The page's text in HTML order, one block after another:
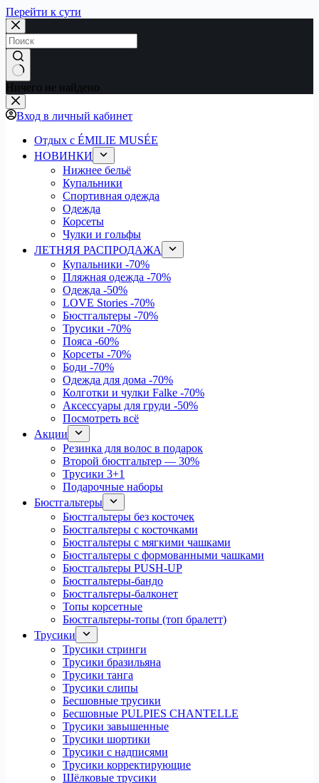
Перейти к сути
Ничего не найдено
Вход в личный кабинет
Отдых с ÉMILIE MUSÉE
НОВИНКИ
Нижнее бельё
Купальники
Спортивная одежда
Одежда
Корсеты
Чулки и гольфы
ЛЕТНЯЯ РАСПРОДАЖА
Купальники -70%
Пляжная одежда -70%
Одежда -50%
LOVE Stories -70%
Бюстгальтеры -70%
Трусики -70%
Пояса -60%
Корсеты -70%
Боди -70%
Одежда для дома -70%
Колготки и чулки Falke -70%
Аксессуары для груди -50%
Посмотреть всё
Акции
Резинка для волос в подарок
Второй бюстгальтер — 30%
Трусики 3+1
Подарочные наборы
Бюстгальтеры
Бюстгальтеры без косточек
Бюстгальтеры с косточками
Бюстгальтеры с мягкими чашками
Бюстгальтеры с формованными чашками
Бюстгальтеры PUSH-UP
Бюстгальтеры-бандо
Бюстгальтеры-балконет
Топы корсетные
Бюстгальтеры-топы (топ бралетт)
Трусики
Трусики стринги
Трусики бразильяна
Трусики танга
Трусики слипы
Бесшовные трусики
Бесшовные PULPIES CHANTELLE
Трусики завышенные
Трусики шортики
Трусики с надписями
Трусики корректирующие
Шёлковые трусики